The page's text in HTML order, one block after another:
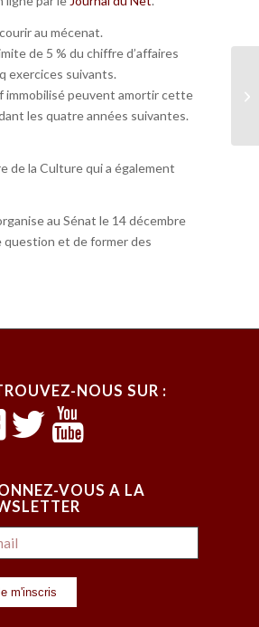
au mécenat.
de 5 % du chiffre d’affaires
exercices suivants.
immobilisé peuvent amortir cette
les quatre années suivantes.
de la Culture qui a également
au Sénat le 14 décembre
question et de former des
NOUS SUR :
VOUS A LA